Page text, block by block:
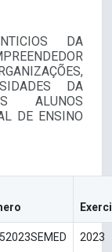
DA
DA
ALUNOS
DE ENSINO
2023